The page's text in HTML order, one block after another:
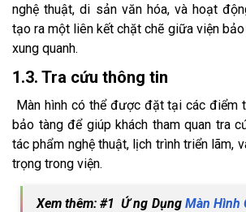
nghệ thuật, di sản văn hóa, và hoạt
tạo ra một liên kết chặt chẽ giữa viện
xung quanh.
1.3. Tra cứu thông tin
Màn hình có thể được đặt tại các điểm
bảo tàng để giúp khách tham quan tra
tác phẩm nghệ thuật, lịch trình triển lãm,
trọng trong viện.
Xem thêm: #1 Ứ ng Dụng Màn Hình